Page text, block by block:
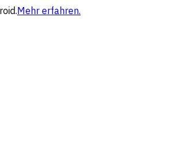
Mehr erfahren.